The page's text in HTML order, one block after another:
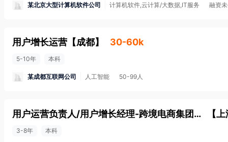
某北京大型计算机软件公司 计算机软件,云计算/大数据,IT服务 融资
用户增长运营 【成都】 30-60k
5-10年 本科
某成都互联网公司 人工智能 50-99人
用户运营负责人/用户增长经理-跨境电商集团公司 【
3-8年 本科